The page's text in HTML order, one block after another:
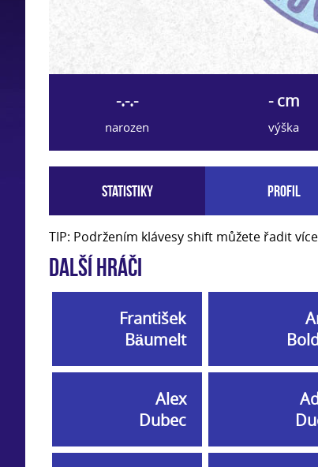
-.-.-
narozen
- cm
výška
Statistiky Profil
TIP: Podržením klávesy shift můžete řadit
Další hráči
František
Bäumelt
Alex
Dubec